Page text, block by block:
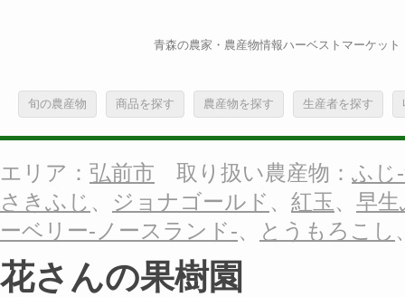
青森の農家・農産物情報ハーベストマーケット
旬の農産物 商品を探す 農産物を探す 生産者を探す
エリア： 弘前市 取り扱い農産物： ふじ
さきふじ 、 ジョナゴールド 、 紅玉、 早
ーベリー-ノースランド-、 とうもろこし
花さんの果樹園